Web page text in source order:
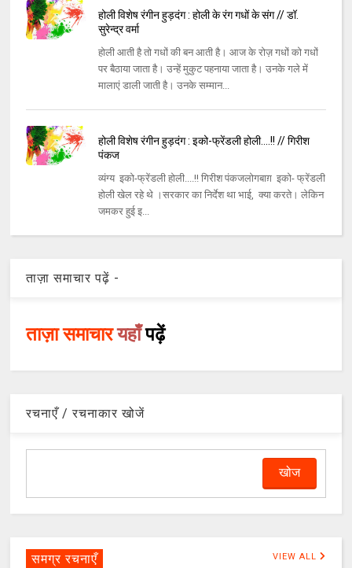
होली विशेष रंगीन हुड़दंग : होली के रंग गधों के संग // डॉ.
सुरेन्द्र वर्मा
होली आती है तो गधों की बन आती है। आज के रोज़ गधों को गधों
पर बैठाया जाता है। उन्हें मुकुट पहनाया जाता है। उनके गले में
मालाएं डाली जाती है। उनके सम्मान...
होली विशेष रंगीन हुड़दंग : इको-फ्रेंडली होली....!! // गिरीश
पंकज
व्यंग्य इको-फ्रेंडली होली....!! गिरीश पंकजलोगबाग़ इको- फ्रेंडली
होली खेल रहे थे ।सरकार का निर्देश था भाई, क्या करते। लेकिन
जमकर हुई इ...
ताज़ा समाचार पढ़ें -
ताज़ा समाचारयहाँपढ़ें
रचनाएँ / रचनाकार खोजें
समग्र रचनाएँ VIEW ALL